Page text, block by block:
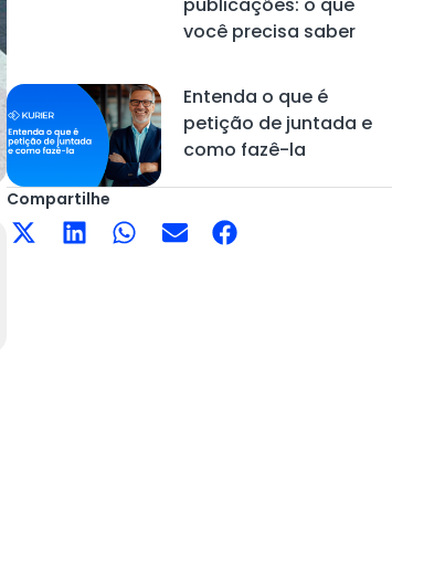
publicações: o que
você precisa saber
Entenda o que é
petição de juntada e
como fazê-la
Compartilhe